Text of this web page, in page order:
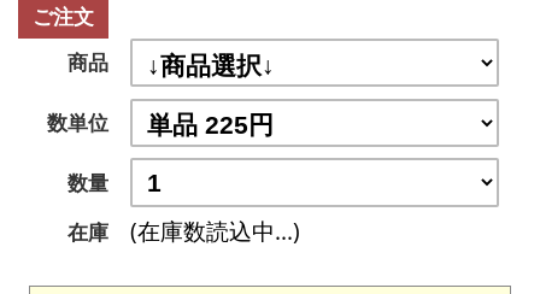
ご注文
商品
数単位
数量
在庫
(在庫数読込中...)